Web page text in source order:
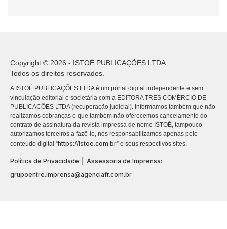
Copyright © 2026 - ISTOÉ PUBLICAÇÕES LTDA
Todos os direitos reservados.
A ISTOÉ PUBLICAÇÕES LTDA é um portal digital independente e sem
vinculação editorial e societária com a EDITORA TRES COMÉRCIO DE
PUBLICACÕES LTDA (recuperação judicial). Informamos também que não
realizamos cobranças e que também não oferecemos cancelamento do
contrato de assinatura da revista impressa de nome ISTOÉ, tampouco
autorizamos terceiros a fazê-lo, nos responsabilizamos apenas pelo
conteúdo digital “https://istoe.com.br” e seus respectivos sites.
Política de Privacidade
Assessoria de Imprensa:
grupoentre.imprensa@agenciafr.com.br